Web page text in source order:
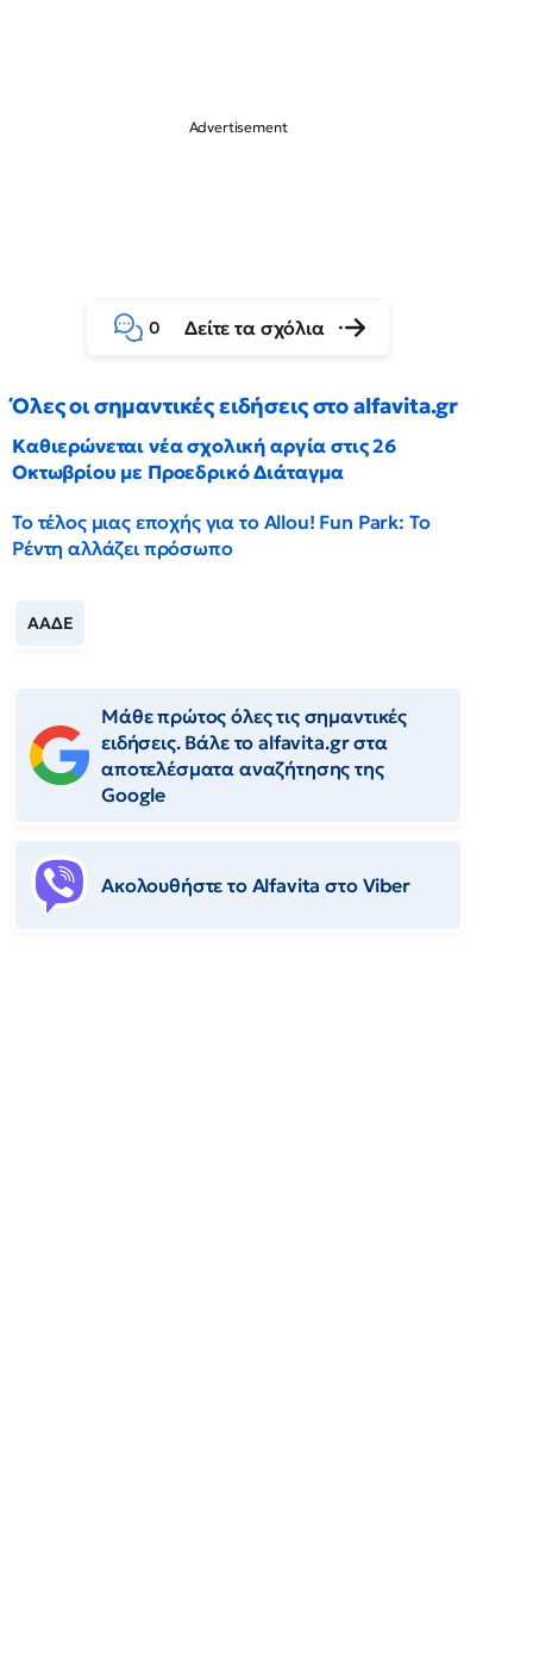
0 Δείτε τα σχόλια
Όλες οι σημαντικές ειδήσεις στο alfavita.gr
Καθιερώνεται νέα σχολική αργία στις 26
Οκτωβρίου με Προεδρικό Διάταγμα
Το τέλος μιας εποχής για το Allou! Fun Park: Το
Ρέντη αλλάζει πρόσωπο
ΑΑΔΕ
Μάθε πρώτος όλες τις σημαντικές
ειδήσεις. Βάλε το alfavita.gr στα
αποτελέσματα αναζήτησης της
Google
Ακολουθήστε το Αlfavita στο Viber